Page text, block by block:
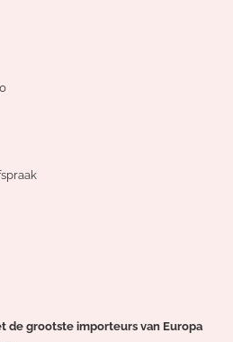
de grootste importeurs van Europa